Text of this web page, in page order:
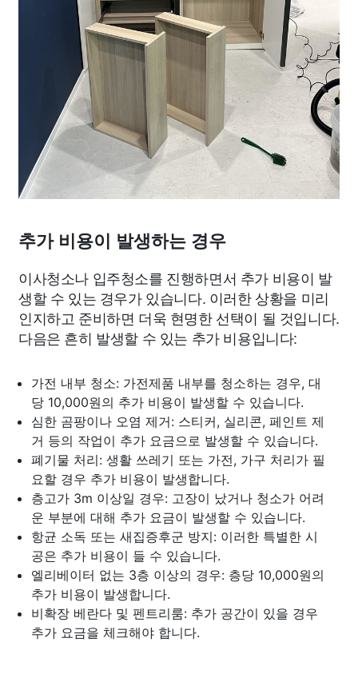
추가 비용이 발생하는 경우
이사청소나 입주청소를 진행하면서 추가 비용이 발
생할 수 있는 경우가 있습니다. 이러한 상황을 미리
인지하고 준비하면 더욱 현명한 선택이 될 것입니다.
다음은 흔히 발생할 수 있는 추가 비용입니다:
가전 내부 청소: 가전제품 내부를 청소하는 경우, 대
당 10,000원의 추가 비용이 발생할 수 있습니다.
심한 곰팡이나 오염 제거: 스티커, 실리콘, 페인트 제
거 등의 작업이 추가 요금으로 발생할 수 있습니다.
폐기물 처리: 생활 쓰레기 또는 가전, 가구 처리가 필
요할 경우 추가 비용이 발생합니다.
층고가 3m 이상일 경우: 고장이 났거나 청소가 어려
운 부분에 대해 추가 요금이 발생할 수 있습니다.
항균 소독 또는 새집증후군 방지: 이러한 특별한 시
공은 추가 비용이 들 수 있습니다.
엘리베이터 없는 3층 이상의 경우: 층당 10,000원의
추가 비용이 발생합니다.
비확장 베란다 및 펜트리룸: 추가 공간이 있을 경우
추가 요금을 체크해야 합니다.